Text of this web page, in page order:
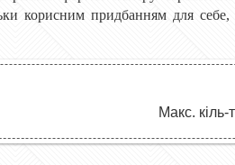
корисним придбанням для
Макс. кіль-